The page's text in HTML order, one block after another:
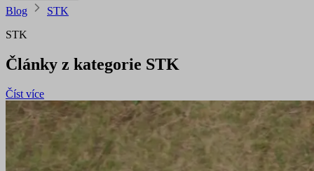
Blog
STK
STK
Články z kategorie STK
Číst více